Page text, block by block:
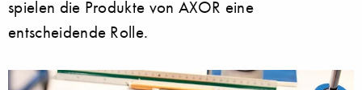
spielen die Produkte von AXOR eine
entscheidende Rolle.